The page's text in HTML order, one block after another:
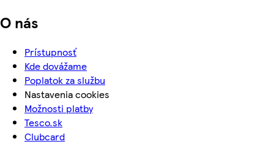
O nás
Prístupnosť
Kde dovážame
Poplatok za službu
Nastavenia cookies
Možnosti platby
Tesco.sk
Clubcard